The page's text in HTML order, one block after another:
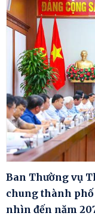
Ban Thường vụ
chung thành phố
nhìn đến năm